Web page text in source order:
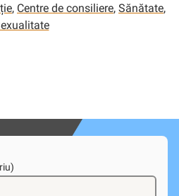
, Centre de consiliere, Sănătate,